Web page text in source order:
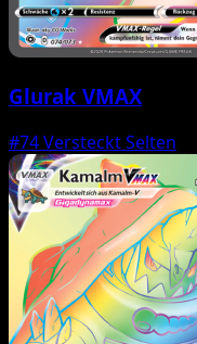
Glurak VMAX
#74Versteckt Selten